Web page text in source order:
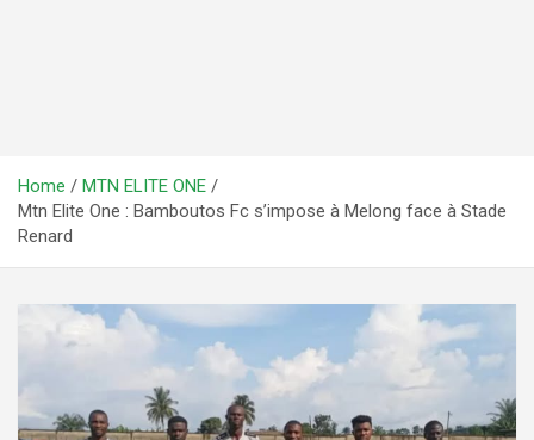
Home
MTN ELITE ONE
Mtn Elite One : Bamboutos Fc s’impose à Melong face à Stade
Renard